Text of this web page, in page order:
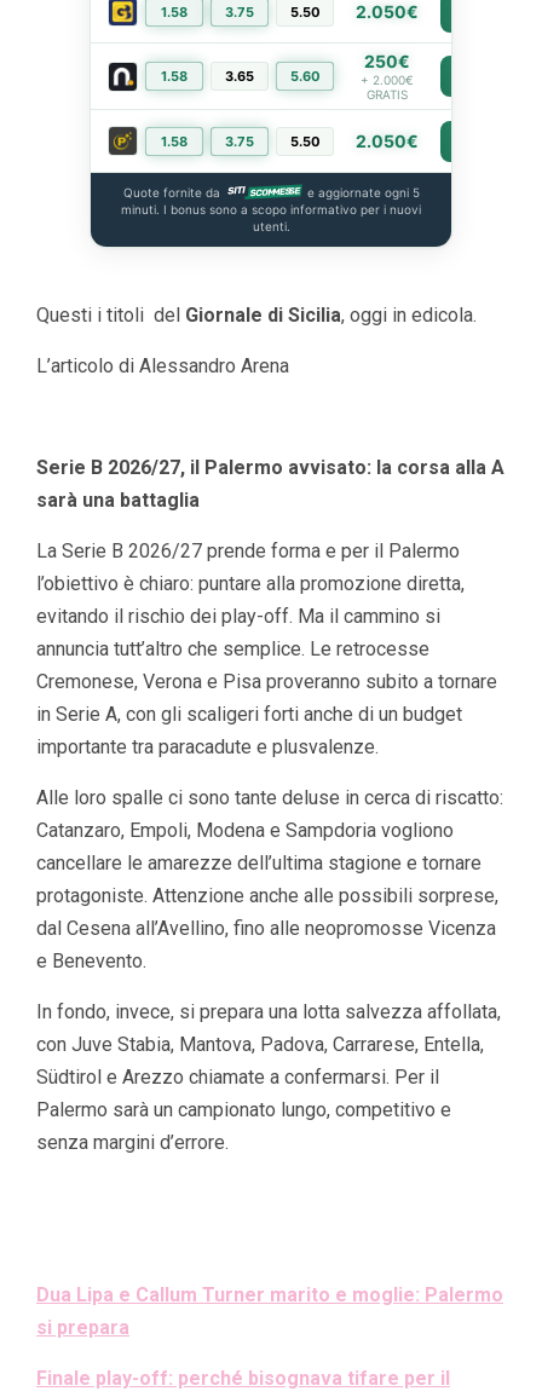
1.58 3.75 5.50 2.050€
1.58 3.65 5.60
250€
+ 2.000€
GRATIS
1.58 3.75 5.50 2.050€
Quote fornite da
e aggiornate ogni 5
minuti. I bonus sono a scopo informativo per i nuovi
utenti.
Questi i titoli del Giornale di Sicilia, oggi in edicola.
L’articolo di Alessandro Arena
Serie B 2026/27, il Palermo avvisato: la corsa alla A
sarà una battaglia
La Serie B 2026/27 prende forma e per il Palermo
l’obiettivo è chiaro: puntare alla promozione diretta,
evitando il rischio dei play-off. Ma il cammino si
annuncia tutt’altro che semplice. Le retrocesse
Cremonese, Verona e Pisa proveranno subito a tornare
in Serie A, con gli scaligeri forti anche di un budget
importante tra paracadute e plusvalenze.
Alle loro spalle ci sono tante deluse in cerca di riscatto:
Catanzaro, Empoli, Modena e Sampdoria vogliono
cancellare le amarezze dell’ultima stagione e tornare
protagoniste. Attenzione anche alle possibili sorprese,
dal Cesena all’Avellino, fino alle neopromosse Vicenza
e Benevento.
In fondo, invece, si prepara una lotta salvezza affollata,
con Juve Stabia, Mantova, Padova, Carrarese, Entella,
Südtirol e Arezzo chiamate a confermarsi. Per il
Palermo sarà un campionato lungo, competitivo e
senza margini d’errore.
Dua Lipa e Callum Turner marito e moglie: Palermo
si prepara
Finale play-off: perché bisognava tifare per il